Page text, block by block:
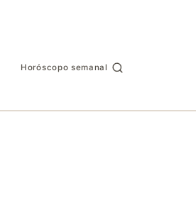
Horóscopo semanal